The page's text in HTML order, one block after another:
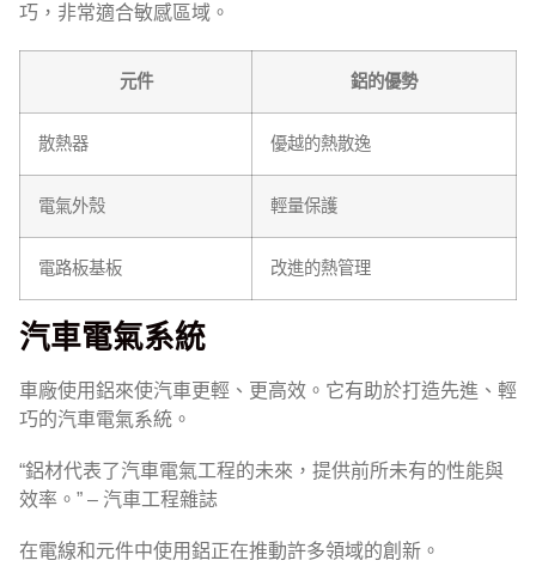
巧，非常適合敏感區域。
元件 鋁的優勢
散熱器 優越的熱散逸
電氣外殼 輕量保護
電路板基板 改進的熱管理
汽車電氣系統
車廠使用鋁來使汽車更輕、更高效。它有助於打造先進、輕
巧的汽車電氣系統。
“鋁材代表了汽車電氣工程的未來，提供前所未有的性能與
效率。” – 汽車工程雜誌
在電線和元件中使用鋁正在推動許多領域的創新。